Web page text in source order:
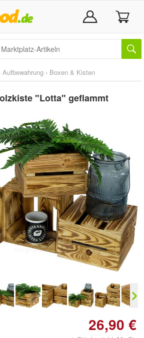
Aufbewahrung › Boxen & Kisten
"Lotta" geflammt
antippen zum
vergrößern
26,90 €